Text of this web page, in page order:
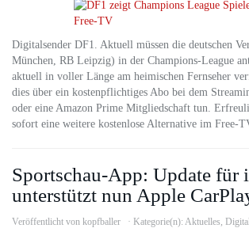
Digitalsender DF1. Aktuell müssen die deutschen
München, RB Leipzig) in der Champions-League
aktuell in voller Länge am heimischen Fernseher
dies über ein kostenpflichtiges Abo bei dem
oder eine Amazon Prime Mitgliedschaft tun.
sofort eine weitere kostenlose Alternative im Free-
Sportschau-App: Update für
unterstützt nun Apple
Veröffentlicht von kopfballer Kategorie(n): Aktuelles,